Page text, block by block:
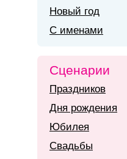
Новый год
С именами
Сценарии
Праздников
Дня рождения
Юбилея
Свадьбы